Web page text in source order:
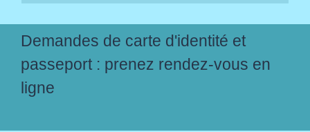
Demandes de carte d'identité et
passeport : prenez rendez-vous en
ligne